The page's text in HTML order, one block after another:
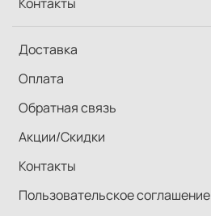
Доставка
Оплата
Обратная связь
Акции/Скидки
Контакты
Пользовательское соглашение